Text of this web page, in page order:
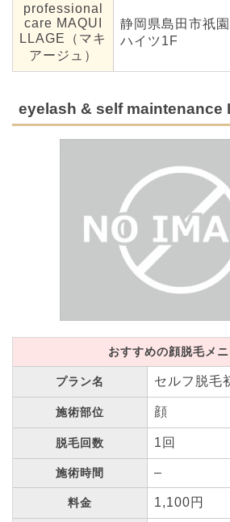
professional
care MAQUI
LLAGE（マキ
アージュ）
静岡県島田市祇
ハイツ1F
eyelash & self maintenance
おすすめの顔脱毛メ
プラン名 セルフ脱毛
施術部位 顔
脱毛回数 1回
施術時間 –
料金 1,100円